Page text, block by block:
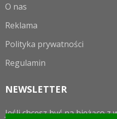
O nas
Reklama
Polityka prywatności
Regulamin
NEWSLETTER
Jeśli chcesz być na bieżąco